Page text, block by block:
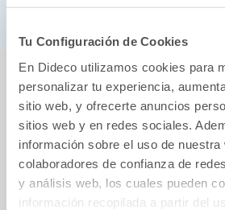
Tu Configuración de Cookies
En Dideco utilizamos cookies para
personalizar tu experiencia,
sitio web, y ofrecerte anuncios
sitios web y en redes sociales.
información sobre el uso de
colaboradores de confianza de
y análisis web, los cuales pueden
información recopilada a partir del
También podría